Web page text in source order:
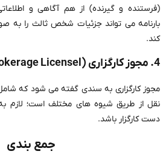
(فرستنده و گیرنده) از هم آگاهی و
بارنامه می تواند جزئیات شخص ثالث را به
کند.
4. مجوز کارگزاری (Brokerage Licensel)
مجوز کارگزاری به سندی گفته می شود که
نقل از طریق شیوه های مختلف است؛ لازم
دست کارگزار باشد.
جمع بندی